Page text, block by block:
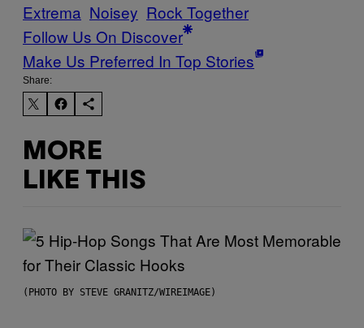
Extrema Noisey Rock Together
Follow Us On Discover
Make Us Preferred In Top Stories
Share:
MORE
LIKE THIS
(PHOTO BY STEVE GRANITZ/WIREIMAGE)